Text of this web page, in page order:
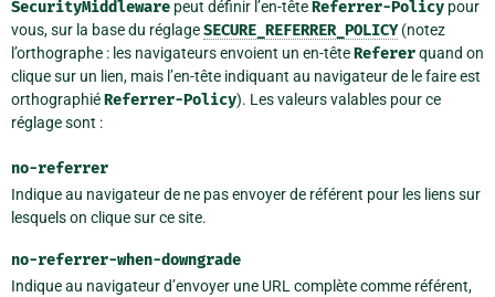
SecurityMiddleware peut définir l’en-têteReferrer-Policy pour
vous, sur la base du réglageSECURE_REFERRER_POLICY(notez
l’orthographe : les navigateurs envoient un en-têteRefererquand on
clique sur un lien, mais l’en-tête indiquant au navigateur de le faire est
orthographiéReferrer-Policy). Les valeurs valables pour ce
réglage sont :
no-referrer
Indique au navigateur de ne pas envoyer de référent pour les liens sur
lesquels on clique sur ce site.
no-referrer-when-downgrade
Indique au navigateur d’envoyer une URL complète comme référent,